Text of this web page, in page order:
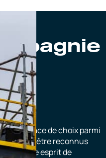
une place de choix parmi
plus d’être reconnus
notre esprit de